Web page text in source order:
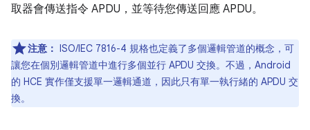
取器會傳送指令 APDU，並等待您傳送回應 APDU。
注意： ISO/IEC 7816-4 規格也定義了多個邏輯管道的概念，可
讓您在個別邏輯管道中進行多個並行 APDU 交換。不過，Android
的 HCE 實作僅支援單一邏輯通道，因此只有單一執行緒的 APDU 交
換。